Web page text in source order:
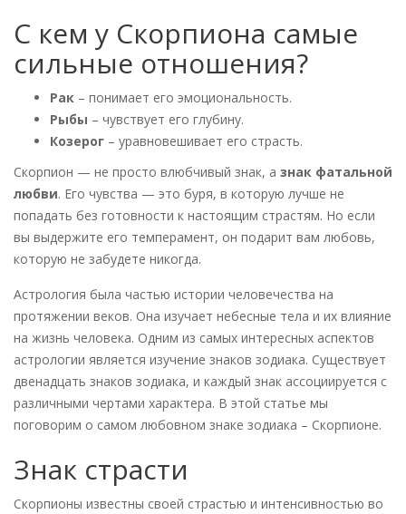
С кем у Скорпиона самые
сильные отношения?
Рак – понимает его эмоциональность.
Рыбы – чувствует его глубину.
Козерог – уравновешивает его страсть.
Скорпион — не просто влюбчивый знак, а знак фатальной
любви. Его чувства — это буря, в которую лучше не
попадать без готовности к настоящим страстям. Но если
вы выдержите его темперамент, он подарит вам любовь,
которую не забудете никогда.
Астрология была частью истории человечества на
протяжении веков. Она изучает небесные тела и их влияние
на жизнь человека. Одним из самых интересных аспектов
астрологии является изучение знаков зодиака. Существует
двенадцать знаков зодиака, и каждый знак ассоциируется с
различными чертами характера. В этой статье мы
поговорим о самом любовном знаке зодиака – Скорпионе.
Знак страсти
Скорпионы известны своей страстью и интенсивностью во